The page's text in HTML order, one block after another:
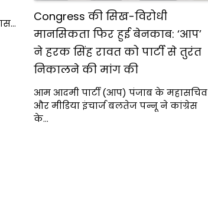
Congress की सिख-विरोधी
मानसिकता फिर हुई बेनकाब: ‘आप’
ने हरक सिंह रावत को पार्टी से तुरंत
निकालने की मांग की
आम आदमी पार्टी (आप) पंजाब के महासचिव
और मीडिया इंचार्ज बलतेज पन्नू ने कांग्रेस
के…